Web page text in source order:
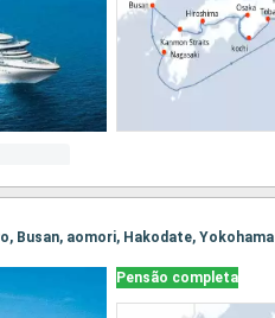
Busan, aomori, Hakodate, Yokohama
Pensão completa